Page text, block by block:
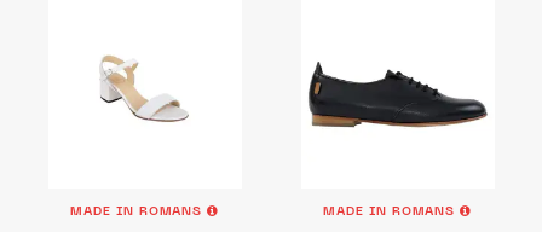
MADE IN ROMANS MADE IN ROMANS